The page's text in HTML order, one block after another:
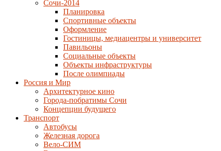
Сочи-2014
Планировка
Спортивные объекты
Оформление
Гостиницы, медиацентры и университет
Павильоны
Социальные объекты
Объекты инфраструктуры
После олимпиады
Россия и Мир
Архитектурное кино
Города-побратимы Сочи
Концепции будущего
Транспорт
Автобусы
Железная дорога
Вело-СИМ